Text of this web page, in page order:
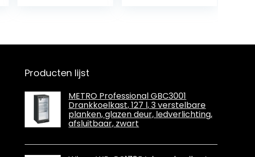
zwart
Producten lijst
METRO Professional GBC3001
Drankkoelkast, 127 l, 3 verstelbare
planken, glazen deur, ledverlichting,
afsluitbaar, zwart